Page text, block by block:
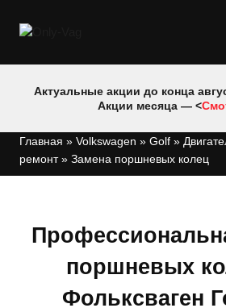
Актуальные акции до конца
Акции месяца — <
Главная » Volkswagen » Golf »
ремонт» Замена поршневых колец
поршневых
Фольксваген